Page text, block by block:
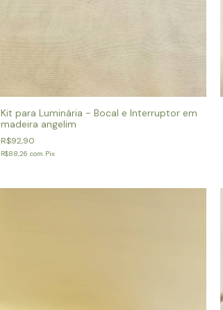
Kit para Luminária - Bocal e Interruptor em
madeira angelim
R$92,90
R$88,26 com Pix